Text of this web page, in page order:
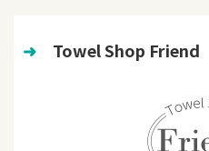
➜ Towel Shop Friend